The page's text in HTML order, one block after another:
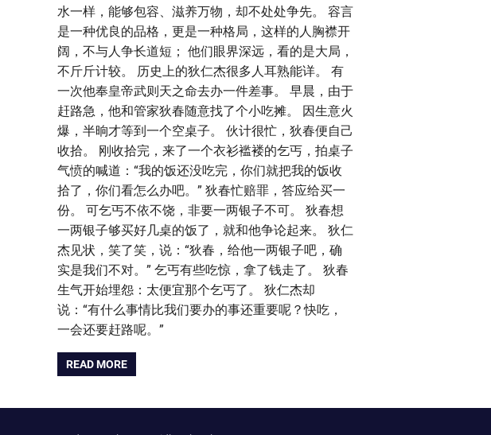
水一样，能够包容、滋养万物，却不处处争先。 容言
是一种优良的品格，更是一种格局，这样的人胸襟开
阔，不与人争长道短； 他们眼界深远，看的是大局，
不斤斤计较。 历史上的狄仁杰很多人耳熟能详。 有
一次他奉皇帝武则天之命去办一件差事。 早晨，由于
赶路急，他和管家狄春随意找了个小吃摊。 因生意火
爆，半晌才等到一个空桌子。 伙计很忙，狄春便自己
收拾。 刚收拾完，来了一个衣衫褴褛的乞丐，拍桌子
气愤的喊道：“我的饭还没吃完，你们就把我的饭收
拾了，你们看怎么办吧。” 狄春忙赔罪，答应给买一
份。 可乞丐不依不饶，非要一两银子不可。 狄春想
一两银子够买好几桌的饭了，就和他争论起来。 狄仁
杰见状，笑了笑，说：“狄春，给他一两银子吧，确
实是我们不对。” 乞丐有些吃惊，拿了钱走了。 狄春
生气开始埋怨：太便宜那个乞丐了。 狄仁杰却
说：“有什么事情比我们要办的事还重要呢？快吃，
一会还要赶路呢。”
READ MORE